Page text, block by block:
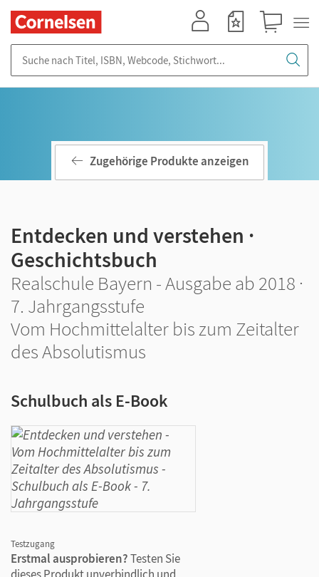
Testzugang
Erstmal ausprobieren?Testen Sie
Zugehörige Produkte anzeigen
Entdecken und verstehen ·
Geschichtsbuch
Realschule Bayern - Ausgabe ab 2018 ·
7. Jahrgangsstufe
Vom Hochmittelalter bis zum Zeitalter
des Absolutismus
Schulbuch als E-Book